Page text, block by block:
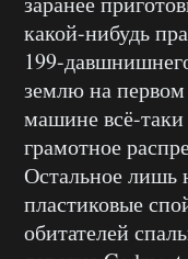
какой-нибудь
199-
землю на
машине всё-
грамотное
Остальное лишь
пластиковые
обитателей